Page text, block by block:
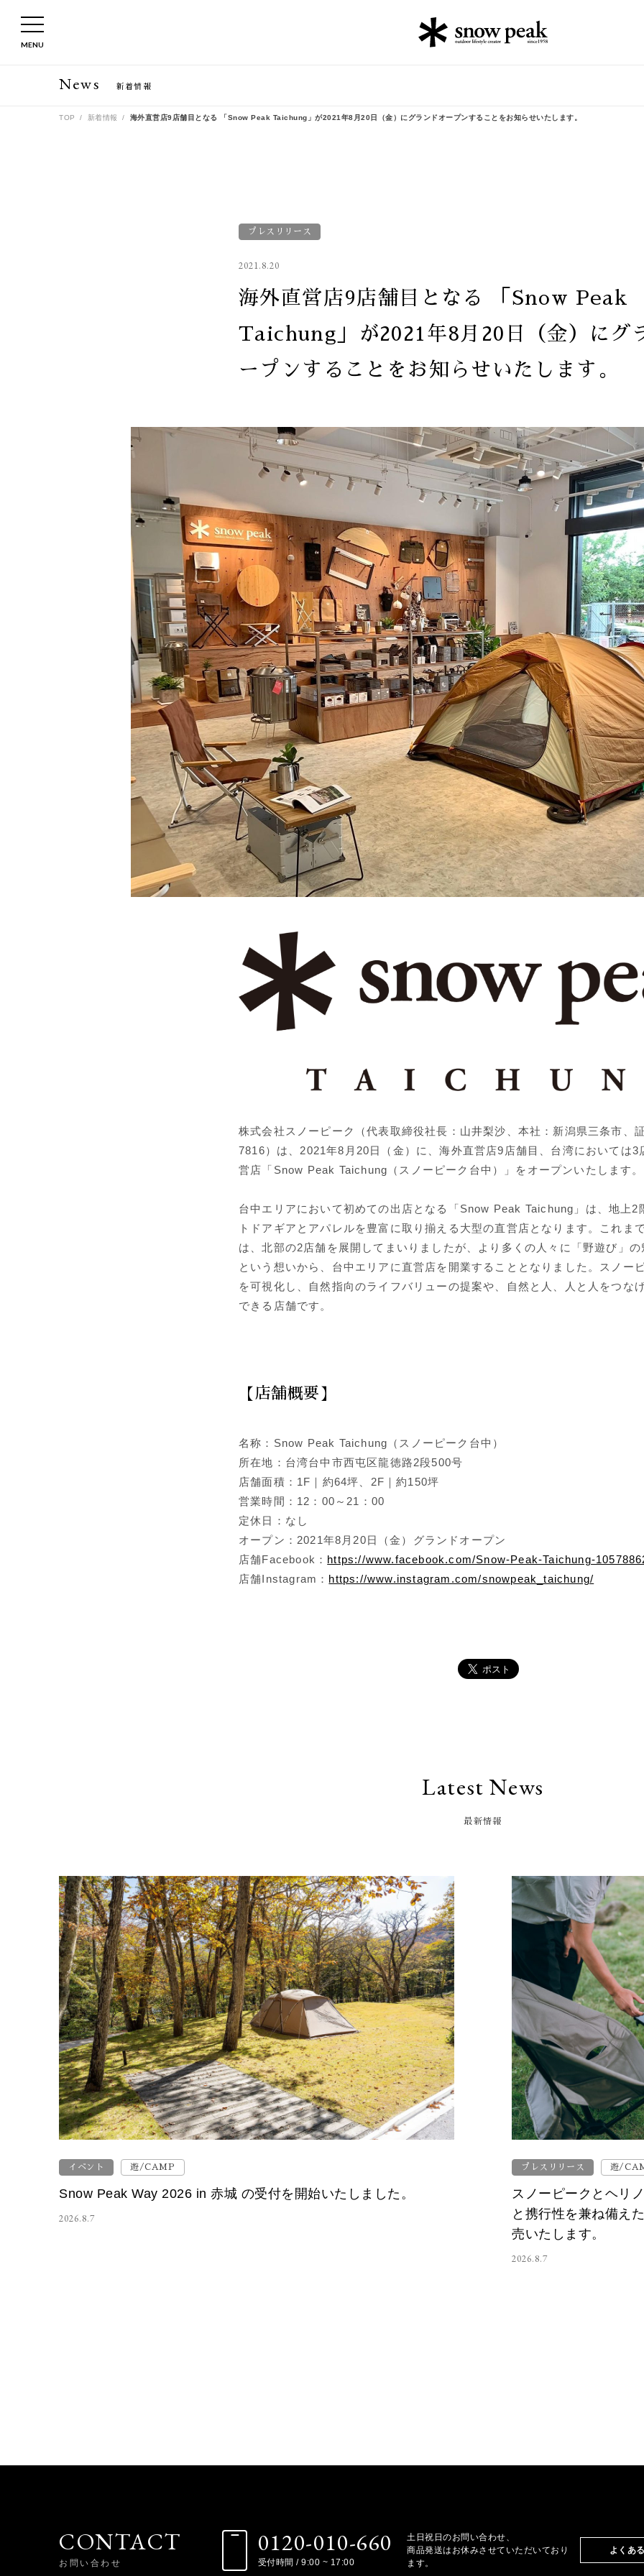
MENU
News 新着情報
TOP 新着情報 海外直営店9店舗目となる 「Snow Peak Taichung」が2021年8月20日（金）にグランドオープンすることをお知らせいたします。
プレスリリース
2021.8.20
海外直営店9店舗目となる 「Snow Peak
Taichung」が2021年8月20日（金）にグ
ープンすることをお知らせいたします。
株式会社スノーピーク（代表取締役社長：山井梨沙、本社：新潟県三条市、
7816）は、2021年8月20日（金）に、海外直営店9店舗目、台湾においては3
営店「Snow Peak Taichung（スノーピーク台中）」をオープンいたします。
台中エリアにおいて初めての出店となる「Snow Peak Taichung」は、地上2
トドアギアとアパレルを豊富に取り揃える大型の直営店となります。これま
は、北部の2店舗を展開してまいりましたが、より多くの人々に「野遊び」の
という想いから、台中エリアに直営店を開業することとなりました。スノー
を可視化し、自然指向のライフバリューの提案や、自然と人、人と人をつな
できる店舗です。
【店舗概要】
名称：Snow Peak Taichung（スノーピーク台中）
所在地：台湾台中市西屯区龍徳路2段500号
店舗面積：1F｜約64坪、2F｜約150坪
営業時間：12：00～21：00
定休日：なし
オープン：2021年8月20日（金）グランドオープン
店舗Facebook： https://www.facebook.com/Snow-Peak-Taichung-
店舗Instagram： https://www.instagram.com/snowpeak_taichung/
Latest News
最新情報
イベント 遊/CAMP
Snow Peak Way 2026 in 赤城 の受付を開始いたしました。
2026.8.7
プレスリリース 遊/
スノーピークとヘリ
と携行性を兼ね備え
売いたします。
2026.8.7
CONTACT
お問い合わせ
0120-010-660
受付時間 / 9:00 ~ 17:00
土日祝日のお問い合わせ、
商品発送はお休みさせていただいており
ます。
よくあ